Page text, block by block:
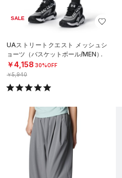
SALE
UAストリートクエスト メッシュシ
ョーツ（バスケットボール/MEN）
￥4,158 30%OFF
￥5,940